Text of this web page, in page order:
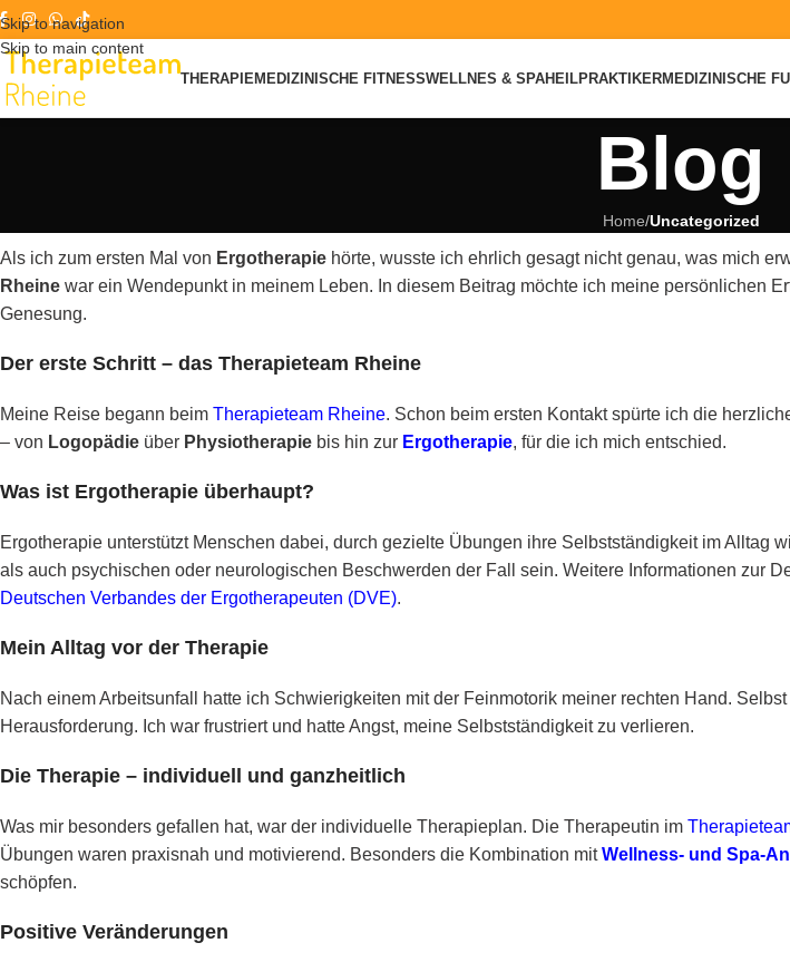
Skip to navigation
Skip to main content
THERAPIEMEDIZINISCHE FITNESSWELLNES & SPAHEILPRAKTIKERMEDIZINISCHE
Blog
Home/Uncategorized
Als ich zum ersten Mal von Ergotherapie hörte, wusste ich ehrlich gesagt nicht genau, was mich
Rheine war ein Wendepunkt in meinem Leben. In diesem Beitrag möchte ich meine persönlichen
Genesung.
Der erste Schritt – das Therapieteam Rheine
Meine Reise begann beim Therapieteam Rheine. Schon beim ersten Kontakt spürte ich die
– von Logopädie über Physiotherapie bis hin zur Ergotherapie, für die ich mich entschied.
Was ist Ergotherapie überhaupt?
Ergotherapie unterstützt Menschen dabei, durch gezielte Übungen ihre Selbstständigkeit im Alltag
als auch psychischen oder neurologischen Beschwerden der Fall sein. Weitere Informationen zur
Deutschen Verbandes der Ergotherapeuten (DVE).
Mein Alltag vor der Therapie
Nach einem Arbeitsunfall hatte ich Schwierigkeiten mit der Feinmotorik meiner rechten Hand.
Herausforderung. Ich war frustriert und hatte Angst, meine Selbstständigkeit zu verlieren.
Die Therapie – individuell und ganzheitlich
Was mir besonders gefallen hat, war der individuelle Therapieplan. Die Therapeutin im
Übungen waren praxisnah und motivierend. Besonders die Kombination mitWellness- und Spa-
schöpfen.
Positive Veränderungen